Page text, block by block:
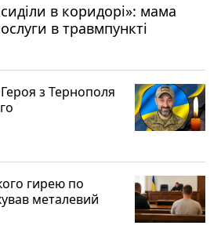
в коридорі»: мама
в травмпункті
з Тернополя
гирею по
металевий